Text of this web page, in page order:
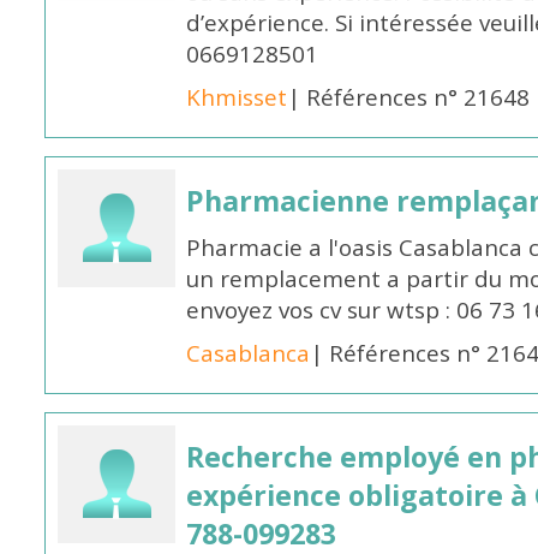
d’expérience. Si intéressée
0669128501
Khmisset | Références n° 21648
Pharmacienne
Pharmacie a l'oasis
un remplacement a partir du
envoyez vos cv sur wtsp : 06 73
Casablanca | Références n°
Recherche employé en
expérience obligatoire à
788-099283